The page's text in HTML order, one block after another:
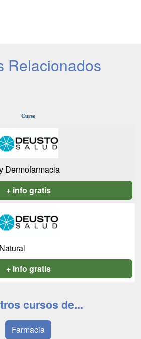
Relacionados
Curso
Dermofarmacia
+ info gratis
+ info gratis
cursos de...
Farmacia